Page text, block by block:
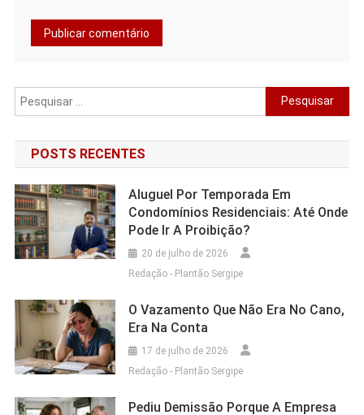
Pesquisar
por:
POSTS RECENTES
Aluguel Por Temporada Em
Condomínios Residenciais: Até Onde
Pode Ir A Proibição?
20 de julho de 2026
Redação - Plantão Sergipe
O Vazamento Que Não Era No Cano,
Era Na Conta
17 de julho de 2026
Redação - Plantão Sergipe
Pediu Demissão Porque A Empresa